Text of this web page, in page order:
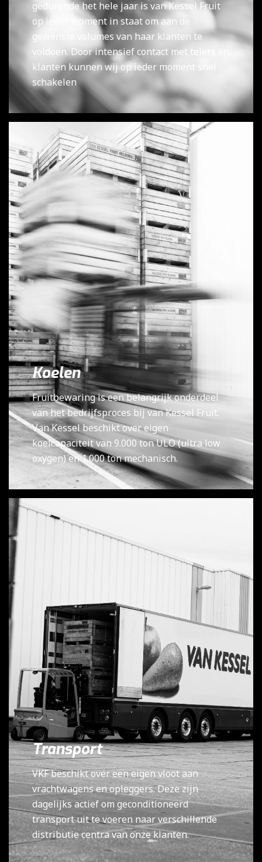
gedurende het hele jaar is van Kessel Fruit
op ieder moment in staat om aan de
gewenste volumes van haar klanten te
voldoen. Door intensief contact met telers en
klanten kunnen wij op ieder moment snel
schakelen
Koelen
Fruitbewaring is een belangrijk onderdeel
van het bedrijfsproces bij van Kessel Fruit.
Van Kessel beschikt over eigen
koelcapaciteit van 9.000 ton ULO (ultra low
oxygen) en 1.000 ton mechanisch.
Transport
VKF beschikt over een eigen vloot aan
vrachtwagens en opleggers. Deze zijn
dagelijks actief om geconditioneerd
transport uit te voeren naar verschillende
distributie centra van onze klanten.